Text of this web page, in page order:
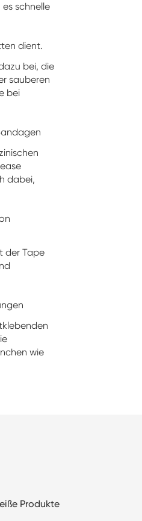
schnelle
dient.
bei, die
sauberen
bei
dabei,
der Tape
wie
Produkte